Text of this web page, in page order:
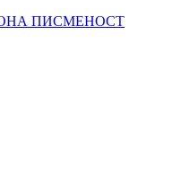
ПИСМЕНОСТ